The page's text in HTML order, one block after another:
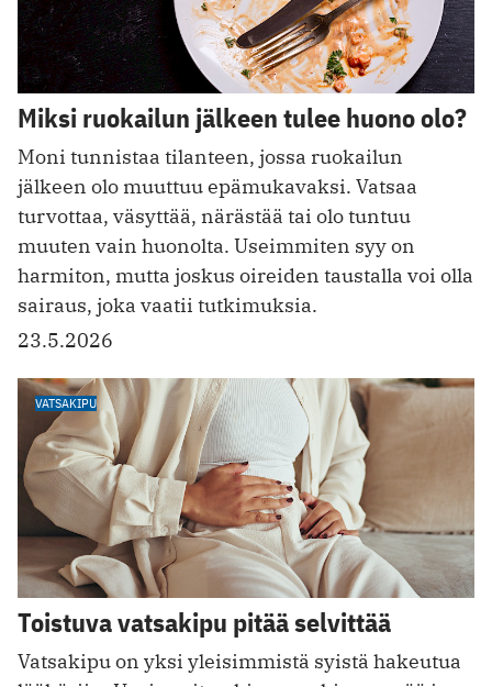
Miksi ruokailun jälkeen tulee huono olo?
Moni tunnistaa tilanteen, jossa ruokailun
jälkeen olo muuttuu epämukavaksi. Vatsaa
turvottaa, väsyttää, närästää tai olo tuntuu
muuten vain huonolta. Useimmiten syy on
harmiton, mutta joskus oireiden taustalla voi olla
sairaus, joka vaatii tutkimuksia.
23.5.2026
VATSAKIPU
Toistuva vatsakipu pitää selvittää
Vatsakipu on yksi yleisimmistä syistä hakeutua